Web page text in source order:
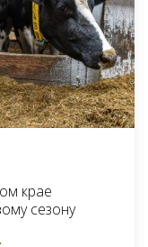
крае
сезону